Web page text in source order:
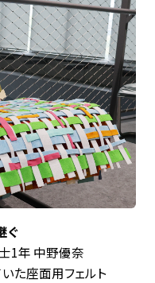
ぐ
1年 中野優奈
た座面用フェルト